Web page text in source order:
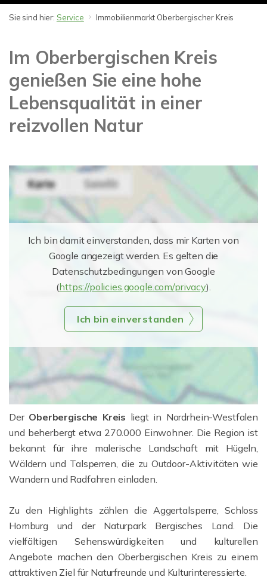
Sie sind hier: Service Immobilienmarkt Oberbergischer Kreis
Im Oberbergischen Kreis
genießen Sie eine hohe
Lebensqualität in einer
reizvollen Natur
Ich bin damit einverstanden, dass mir Karten von
Google angezeigt werden. Es gelten die
Datenschutzbedingungen von Google
(https://policies.google.com/privacy).
Ich bin einverstanden
Der Oberbergische Kreis liegt in Nordrhein-Westfalen
und beherbergt etwa 270.000 Einwohner. Die Region ist
bekannt für ihre malerische Landschaft mit Hügeln,
Wäldern und Talsperren, die zu Outdoor-Aktivitäten wie
Wandern und Radfahren einladen.
Zu den Highlights zählen die Aggertalsperre, Schloss
Homburg und der Naturpark Bergisches Land. Die
vielfältigen Sehenswürdigkeiten und kulturellen
Angebote machen den Oberbergischen Kreis zu einem
attraktiven Ziel für Naturfreunde und Kulturinteressierte.